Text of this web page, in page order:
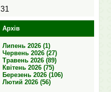
31
Архів
Липень 2026 (1)
Червень 2026 (27)
Травень 2026 (89)
Квітень 2026 (75)
Березень 2026 (106)
Лютий 2026 (56)